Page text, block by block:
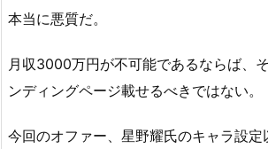
本当に悪質だ。
月収3000万円が不可能であるならば、
ンディングページ載せるべきではない。
今回のオファー、星野耀氏のキャラ設定